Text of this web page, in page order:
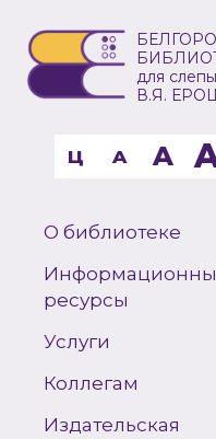
для
В.Я.
Ц A A
О библиотеке
ресурсы
Услуги
Коллегам
Издательская